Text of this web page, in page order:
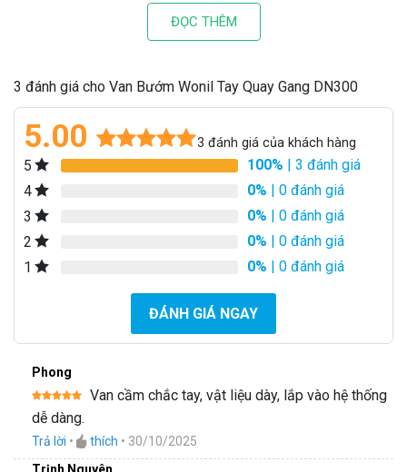
ĐỌC THÊM
3 đánh giá cho Van Bướm Wonil Tay Quay Gang DN300
5.00 3 đánh giá của khách hàng
5 100% | 3 đánh giá
4
0% | 0 đánh giá
3
0% | 0 đánh giá
2
0% | 0 đánh giá
1
0% | 0 đánh giá
ĐÁNH GIÁ NGAY
Phong
Được xếp
hạng55
Van cầm chắc tay, vật liệu dày, lắp vào hệ thống
dễ dàng.
Trả lời • thích • 30/10/2025